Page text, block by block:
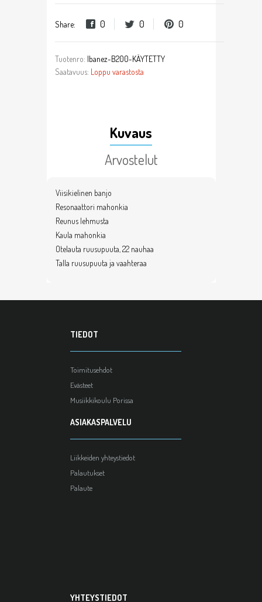
Share: 0 0 0
Tuotenro: Ibanez-B200-KÄYTETTY
Saatavuus: Loppu varastosta
Kuvaus
Arvostelut
Viisikielinen banjo
Resonaattori mahonkia
Reunus lehmusta
Kaula mahonkia
Otelauta ruusupuuta, 22 nauhaa
Talla ruusupuuta ja vaahteraa
TIEDOT
Toimitusehdot
Evästeet
Musiikkikoulu Porissa
ASIAKASPALVELU
Liikkeiden yhteystiedot
Palautukset
Palaute
YHTEYSTIEDOT